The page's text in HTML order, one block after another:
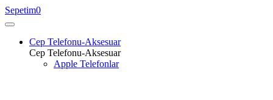
Sepetim0
Cep Telefonu-Aksesuar
Cep Telefonu-Aksesuar
Apple Telefonlar